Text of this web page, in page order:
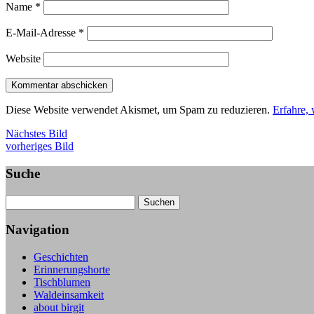
Name *
E-Mail-Adresse *
Website
Diese Website verwendet Akismet, um Spam zu reduzieren. Erfahre,
Nächstes Bild
vorheriges Bild
Suche
Navigation
Geschichten
Erinnerungshorte
Tischblumen
Waldeinsamkeit
about birgit